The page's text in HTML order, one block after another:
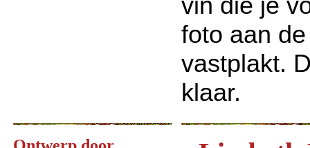
foto aan
vastplakt.
klaar.